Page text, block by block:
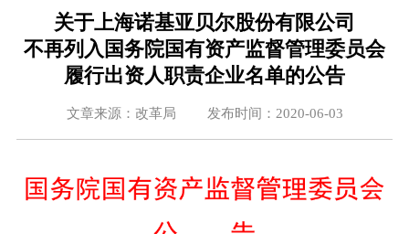
关于上海诺基亚贝尔股份有限公司
不再列入国务院国有资产监督管理委员会
履行出资人职责企业名单的公告
文章来源：改革局 发布时间：2020-06-03